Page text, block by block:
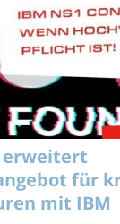
erweitert
für
mit IBM